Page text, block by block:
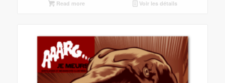
Read more Voir les détails